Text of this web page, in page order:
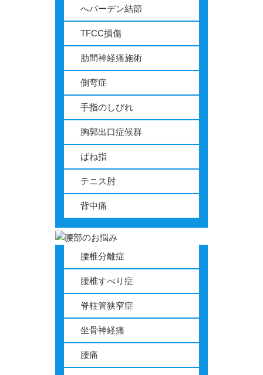
へバーデン結節
TFCC損傷
肋間神経痛施術
側弯症
手指のしびれ
胸郭出口症候群
ばね指
テニス肘
背中痛
腰椎分離症
腰椎すべり症
脊柱管狭窄症
坐骨神経痛
腰痛